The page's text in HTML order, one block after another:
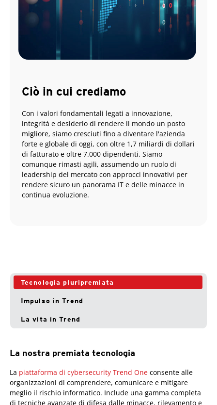
Ciò in cui crediamo
Con i valori fondamentali legati a innovazione,
integrità e desiderio di rendere il mondo un posto
migliore, siamo cresciuti fino a diventare l'azienda
forte e globale di oggi, con oltre 1,7 miliardi di dollari
di fatturato e oltre 7.000 dipendenti. Siamo
comunque rimasti agili, assumendo un ruolo di
leadership del mercato con approcci innovativi per
rendere sicuro un panorama IT e delle minacce in
continua evoluzione.
Tecnologia pluripremiata
Impulso in Trend
La vita in Trend
La nostra premiata tecnologia
La piattaforma di cybersecurity Trend One consente alle
organizzazioni di comprendere, comunicare e mitigare
meglio il rischio informatico. Include una gamma completa
di tecniche avanzate di difesa dalle minacce, rilevamento e